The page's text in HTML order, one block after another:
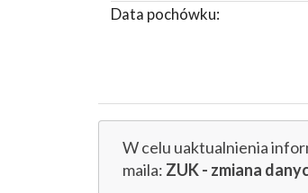
Data pochówku:
W celu uaktualnienia
maila: ZUK - zmiana